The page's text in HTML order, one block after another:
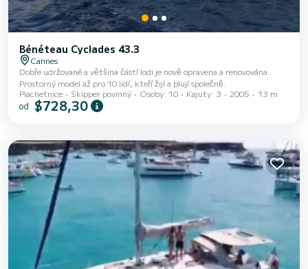
Bénéteau Cyclades 43.3
Cannes
Dobře udržované a většina částí lodi je nově opravena a renovována.
Prostorný model až pro 10 lidí, kteří žijí a plují společně.
Plachetnice
Skipper povinný Osoby: 10 Kajuty: 3 2005 13 m
od $728,30